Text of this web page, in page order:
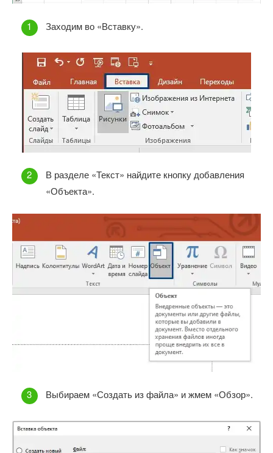
Заходим во «Вставку».
В разделе «Текст» найдите кнопку добавления
«Объекта».
Выбираем «Создать из файла» и жмем «Обзор».